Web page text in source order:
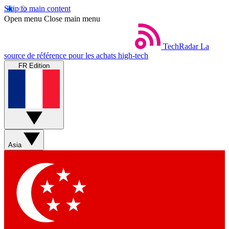
Skip to main content
Open menu Close main menu
TechRadar La
source de référence pour les achats high-tech
FR Edition
Asia